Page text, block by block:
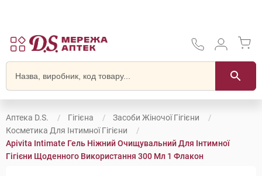
Аптека D.S. Гігієна
Засоби Жіночої Гігієни
Косметика Для Інтимної Гігієни
Apivita Intimate Гель Ніжний Очищувальний Для Інтимної
Гігієни Щоденного Використання 300 Мл 1 Флакон